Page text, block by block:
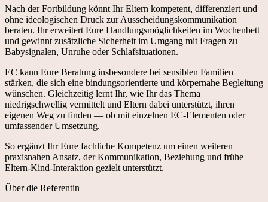
Nach der Fortbildung könnt Ihr Eltern kompetent, differenziert und
ohne ideologischen Druck zur Ausscheidungskommunikation
beraten. Ihr erweitert Eure Handlungsmöglichkeiten im Wochenbett
und gewinnt zusätzliche Sicherheit im Umgang mit Fragen zu
Babysignalen, Unruhe oder Schlafsituationen.
EC kann Eure Beratung insbesondere bei sensiblen Familien
stärken, die sich eine bindungsorientierte und körpernahe Begleitung
wünschen. Gleichzeitig lernt Ihr, wie Ihr das Thema
niedrigschwellig vermittelt und Eltern dabei unterstützt, ihren
eigenen Weg zu finden — ob mit einzelnen EC-Elementen oder
umfassender Umsetzung.
So ergänzt Ihr Eure fachliche Kompetenz um einen weiteren
praxisnahen Ansatz, der Kommunikation, Beziehung und frühe
Eltern-Kind-Interaktion gezielt unterstützt.
Über die Referentin